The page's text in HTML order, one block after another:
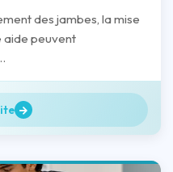
des jambes, la mise
aide peuvent